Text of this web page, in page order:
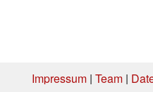
Impressum| Team|